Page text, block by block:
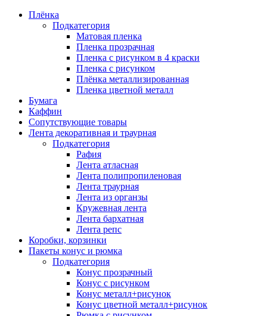
Плёнка
Подкатегория
Матовая пленка
Пленка прозрачная
Пленка с рисунком в 4 краски
Пленка с рисунком
Плёнка металлизированная
Пленка цветной металл
Бумага
Каффин
Сопутствующие товары
Лента декоративная и траурная
Подкатегория
Рафия
Лента атласная
Лента полипропиленовая
Лента траурная
Лента из органзы
Кружевная лента
Лента бархатная
Лента репс
Коробки, корзинки
Пакеты конус и рюмка
Подкатегория
Конус прозрачный
Конус с рисунком
Конус металл+рисунок
Конус цветной металл+рисунок